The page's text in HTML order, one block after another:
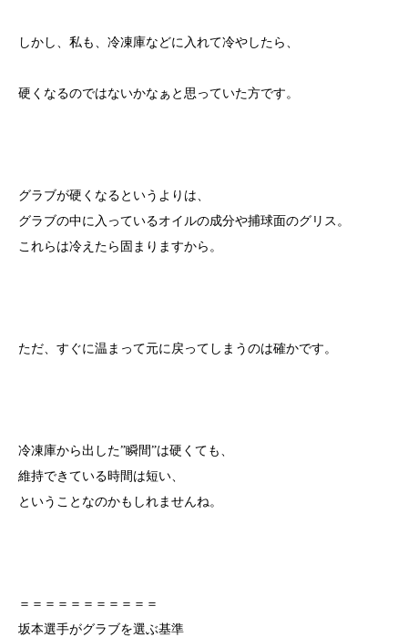
しかし、私も、冷凍庫などに入れて冷やしたら、
硬くなるのではないかなぁと思っていた方です。
グラブが硬くなるというよりは、
グラブの中に入っているオイルの成分や捕球面のグリス。
これらは冷えたら固まりますから。
ただ、すぐに温まって元に戻ってしまうのは確かです。
冷凍庫から出した”瞬間”は硬くても、
維持できている時間は短い、
ということなのかもしれませんね。
＝＝＝＝＝＝＝＝＝＝＝
坂本選手がグラブを選ぶ基準